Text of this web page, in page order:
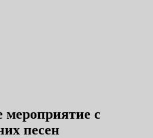
мероприятие с
песен